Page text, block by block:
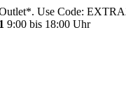
Use Code:
9:00 bis 18:00 Uhr